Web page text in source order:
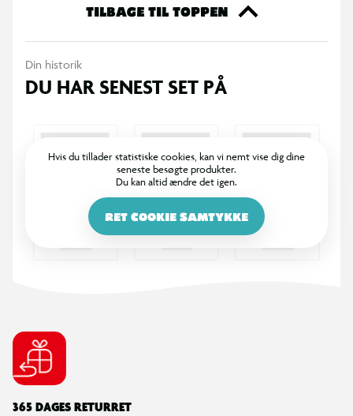
Specifikationer
Bagplade på 80 x 58 cm
Kurvring med en diameter på Ø38 cm
Udstyret med hjul for nem flytning
Kan anvendes i haven, på indkørslen eller legepladsen
Fremstillet af stål og PE
TILBAGE TIL TOPPEN
Din historik
DU HAR SENEST SET PÅ
Hvis du tillader statistiske cookies, kan vi nemt vise dig dine
seneste besøgte produkter.
Du kan altid ændre det igen.
RET COOKIE SAMTYKKE
365 DAGES RETURRET